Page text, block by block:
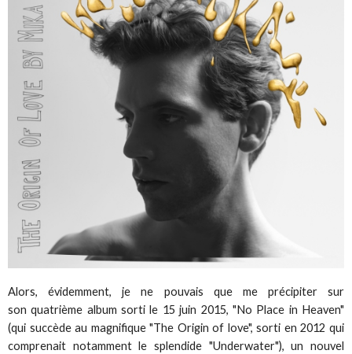
Alors, évidemment, je ne pouvais que me précipiter sur
son quatrième album sorti le 15 juin 2015, "No Place in Heaven"
(qui succède au magnifique "The Origin of love", sorti en 2012 qui
comprenait notamment le splendide "Underwater"), un nouvel